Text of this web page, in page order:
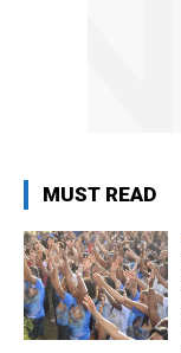
MUST READ